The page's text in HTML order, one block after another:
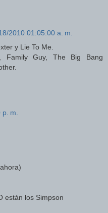
2010 01:05:00 a. m.
y Lie To Me.
Family Guy, The Big Bang
m.
están los Simpson